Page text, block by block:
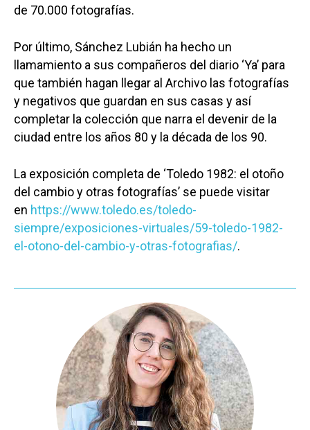
de 70.000 fotografías.
Por último, Sánchez Lubián ha hecho un
llamamiento a sus compañeros del diario ‘Ya’ para
que también hagan llegar al Archivo las fotografías
y negativos que guardan en sus casas y así
completar la colección que narra el devenir de la
ciudad entre los años 80 y la década de los 90.
La exposición completa de ‘Toledo 1982: el otoño
del cambio y otras fotografías’ se puede visitar
en https://www.toledo.es/toledo-
siempre/exposiciones-virtuales/59-toledo-1982-
el-otono-del-cambio-y-otras-fotografias/.